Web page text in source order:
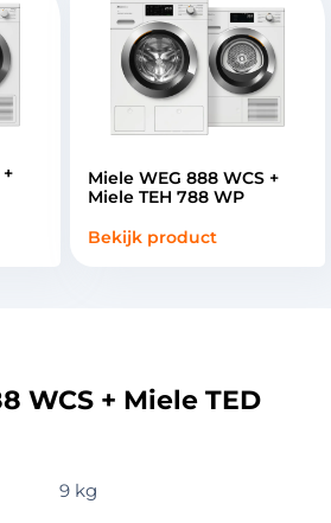
Miele WEG 888 WCS +
Miele TEH 788 WP
Bekijk product
WCS + Miele TED
9 kg